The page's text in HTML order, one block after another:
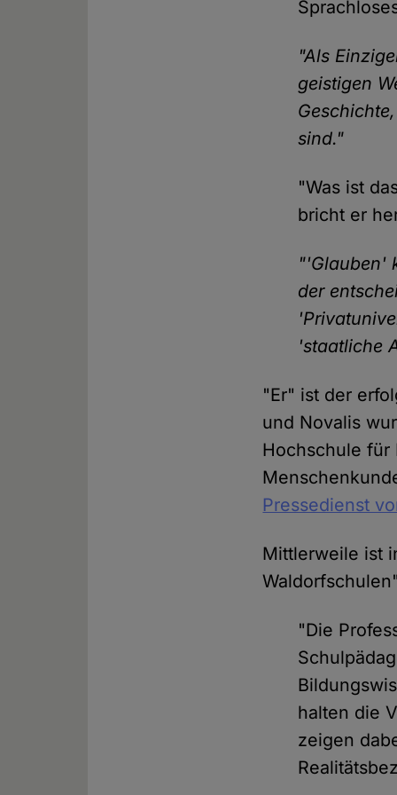
"Als
geistigen
sind."
"Was ist
bricht er
"'Glauben'
der
'staatliche
"Er" ist der
und Novalis
Hochschule für
Pressedienst
Mittlerweile ist
"Die
halten die
zeigen